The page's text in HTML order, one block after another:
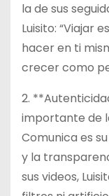
la de sus
Luisito: “Viajar
hacer en ti
crecer como
2.
importante de
Comunica es
y la
sus videos,